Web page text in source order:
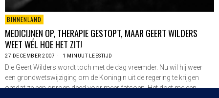
BINNENLAND
MEDICIJNEN OP, THERAPIE GESTOPT, MAAR GEERT WILDERS
WEET WÉL HOE HET ZIT!
27 DECEMBER 2007 1 MINUUT LEESTIJD
Die Geert Wilders wordt toch met de dag vreemder. Nu wil hij weer
een grondwetswijziging om de Koningin uit de regering te krijgen
omdat ze een oproep deed voor meer fatsoen. Het doet me een